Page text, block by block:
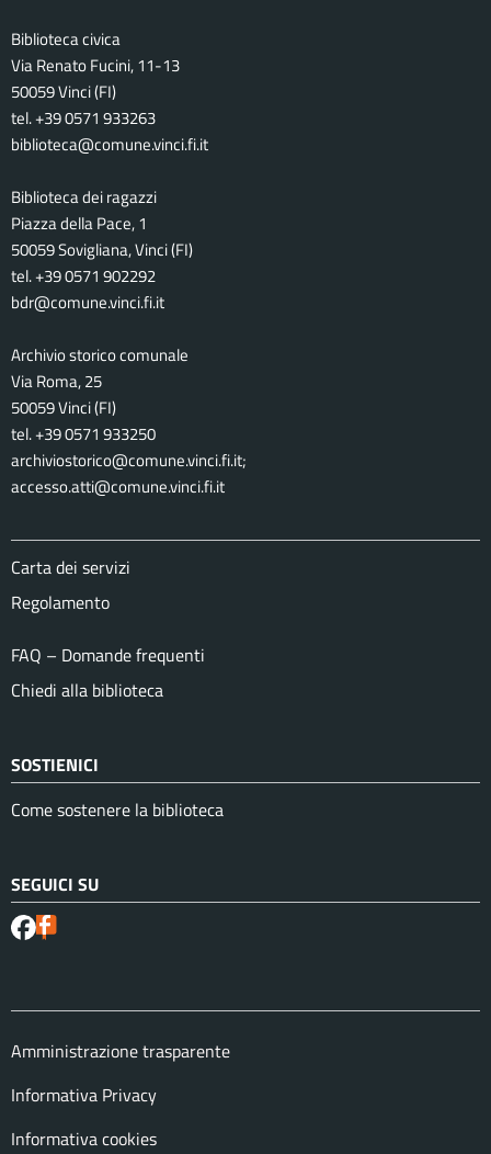
Biblioteca civica
Via Renato Fucini, 11-13
50059 Vinci (FI)
tel. +39 0571 933263
biblioteca@comune.vinci.fi.it
Biblioteca dei ragazzi
Piazza della Pace, 1
50059 Sovigliana, Vinci (FI)
tel. +39 0571 902292
bdr@comune.vinci.fi.it
Archivio storico comunale
Via Roma, 25
50059 Vinci (FI)
tel. +39 0571 933250
archiviostorico@comune.vinci.fi.it;
accesso.atti@comune.vinci.fi.it
Carta dei servizi
Regolamento
FAQ – Domande frequenti
Chiedi alla biblioteca
SOSTIENICI
Come sostenere la biblioteca
SEGUICI SU
Amministrazione trasparente
Informativa Privacy
Informativa cookies